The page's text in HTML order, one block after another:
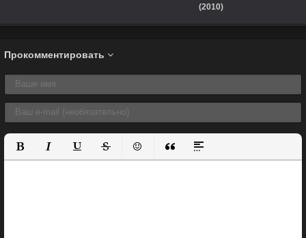
(2010)
Прокомментировать
Полужирный
КурсивПодчеркнутый
ЗачеркнутыйВставить смайлик
Вставка цитаты
Вставка спойлера